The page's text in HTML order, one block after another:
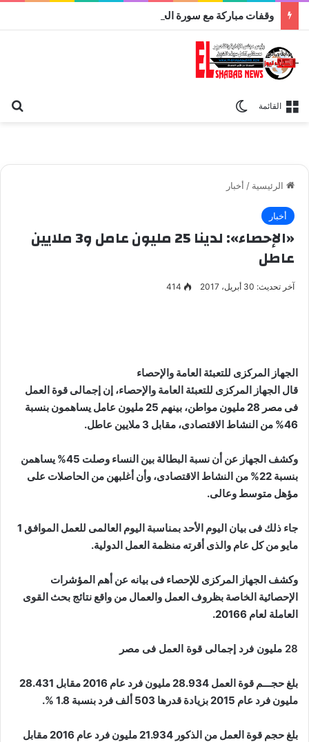
القائمة
الرئيسية / أخبار
أخبار
«الإحصاء»: لدينا 25 مليون عامل و3 ملايين
عاطل
آخر تحديث: 30 أبريل، 2017 414
الجهاز المركزى للتعبئة العامة والإحصاء
قال الجهاز المركزى للتعبئة العامة والإحصاء، إن إجمالى قوة العمل
فى مصر 28 مليون مواطن، بينهم 25 مليون عامل يساهمون بنسبة
46% من النشاط الاقتصادى، مقابل 3 ملايين عاطل.
وكشف الجهاز عن أن نسبة البطالة بين النساء وصلت 45% يساهمن
بنسبة 22% من النشاط الاقتصادى، وأن أغلبهن من الحاصلات على
مؤهل متوسط وعالى.
جاء ذلك فى بيان اليوم الأحد بمناسبة اليوم العالمى للعمل الموافق 1
مايو من كل عام والذى أقرته منظمة العمل الدولية.
وكشف الجهاز المركزى للإحصاء فى بيانه عن أهم المؤشرات
الإحصائية الخاصة بظروف العمل والعمال من واقع نتائج بحث القوى
العاملة لعام 20166.
28 مليون فرد إجمالى قوة العمل فى مصر
بلغ حجـــم قوة العمل 28.934 مليون فرد عام 2016 مقابل 28.431
مليون فرد عام 2015 بزيادة قدرها 503 ألف فرد بنسبة 1.8 %.
بلغ حجم قوة العمل من الذكور 21.934 مليون فرد عام 2016 مقابل